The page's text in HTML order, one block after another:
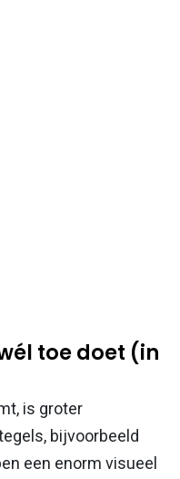
toe doet (in
is groter
bijvoorbeeld
een enorm visueel